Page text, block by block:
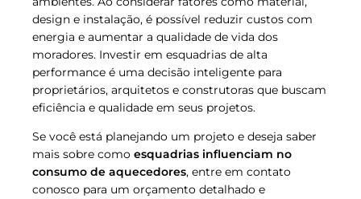
design e instalação, é possível reduzir custos com
energia e aumentar a qualidade de vida dos
moradores. Investir em esquadrias de alta
performance é uma decisão inteligente para
proprietários, arquitetos e construtoras que buscam
eficiência e qualidade em seus projetos.
Se você está planejando um projeto e deseja saber
mais sobre como esquadrias influenciam no
consumo de aquecedores, entre em contato
conosco para um orçamento detalhado e